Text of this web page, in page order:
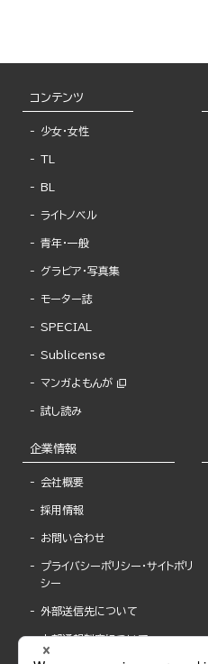
コンテンツ
少女・女性
TL
BL
ライトノベル
青年・一般
グラビア・写真集
モーター誌
SPECIAL
Sublicense
マンガよもんが
試し読み
企業情報
会社概要
採用情報
お問い合わせ
プライバシーポリシー・サイトポリ
シー
外部送信先について
内部通報制度について